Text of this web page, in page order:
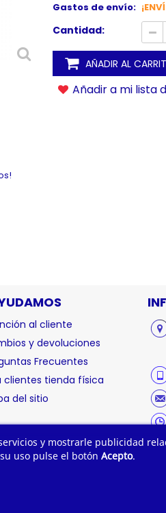
Gastos de envío:
Cantidad:
AÑADIR AL
Añadir a mi lista
al cliente
y devoluciones
Frecuentes
clientes tienda física
del sitio
y mostrarle publicidad
uso pulse el botón Acepto.